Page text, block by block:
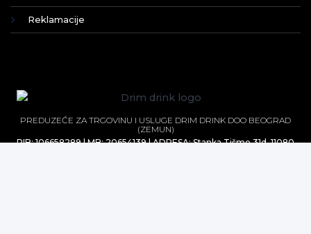
Reklamacije
PREDUZEĆE ZA TRGOVINU I USLUGE DRIM DRINK DOO BEOGRAD
(ZEMUN)
PIB: 106658289 | MB: 20654139 | ADRESA: Stanka Tišme 31d, 11080